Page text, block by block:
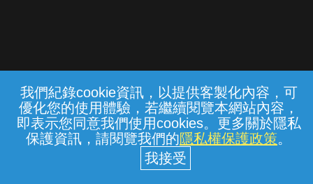
我們紀錄cookie資訊，以提供客製化內容，可
優化您的使用體驗，若繼續閱覽本網站內容，
即表示您同意我們使用cookies。更多關於隱私
保護資訊，請閱覽我們的隱私權保護政策。
常見問題 線上客服 服務條款 隱私權保護
中華電信股份有限公司個人家庭分公司
(統一編號：96979949) © 2026
{{notifyMsg}}